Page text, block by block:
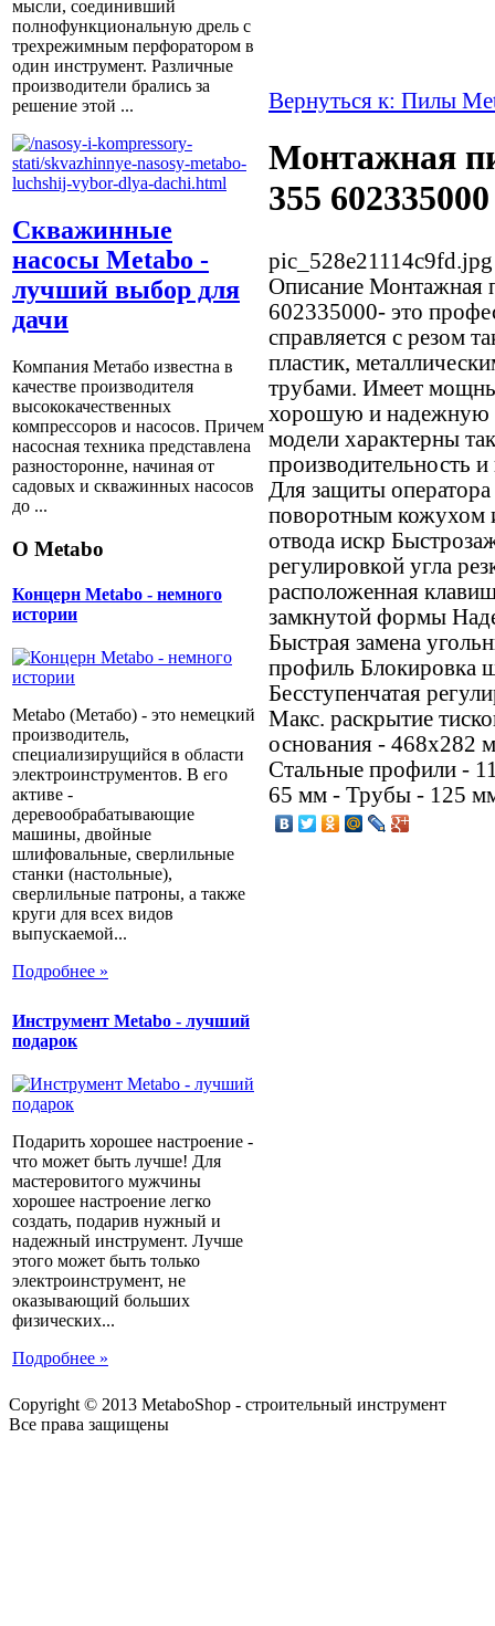
мысли, соединивший
полнофункциональную дрель с
трехрежимным перфоратором в
один инструмент. Различные
производители брались за
решение этой ...
Скважинные
насосы Metabo -
лучший выбор для
дачи
Компания Метабо известна в
качестве производителя
высококачественных
компрессоров и насосов. Причем
насосная техника представлена
разносторонне, начиная от
садовых и скважинных насосов
до ...
О Metabo
Концерн Metabo - немного
истории
Metabo (Метабо) - это немецкий
производитель,
специализирущийся в области
электроинструментов. В его
активе -
деревообрабатывающие
машины, двойные
шлифовальные, сверлильные
станки (настольные),
сверлильные патроны, а также
круги для всех видов
выпускаемой...
Подробнее »
Инструмент Metabo - лучший
подарок
Подарить хорошее настроение -
что может быть лучше! Для
мастеровитого мужчины
хорошее настроение легко
создать, подарив нужный и
надежный инструмент. Лучше
этого может быть только
электроинструмент, не
оказывающий больших
физических...
Подробнее »
Вернуться к: Пилы
Монтажная
355 602335000
pic_528e21114c9fd.jpg
Описание Монтажная
602335000- это
справляется с резом
пластик,
трубами. Имеет
хорошую и надежную
модели характерны
производительность
Для защиты
поворотным кожухом
отвода искр
регулировкой угла
расположенная
замкнутой формы
Быстрая замена
профиль Блокировка
Бесступенчатая
Макс. раскрытие
основания - 468х282
Стальные профили -
65 мм - Трубы - 125
Copyright © 2013 MetaboShop - строительный инструмент
Все права защищены